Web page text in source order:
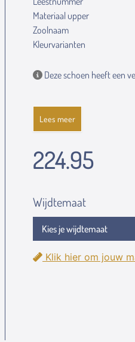
Materiaal upper
Zoolnaam
Kleurvarianten
Deze schoen heeft een
Lees meer
224.95
Wijdtemaat
Klik hier om jouw